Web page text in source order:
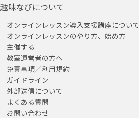
趣味なびについて
オンラインレッスン導入支援講座について
オンラインレッスンのやり方、始め方
主催する
教室運営者の方へ
免責事項／利用規約
ガイドライン
外部送信について
よくある質問
お問い合わせ